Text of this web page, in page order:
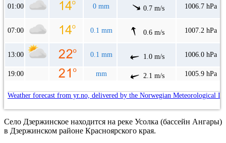
01:00 0 mm 0.7 m/s 1006.7 hPa
07:00 0.1 mm 0.6 m/s 1007.2 hPa
13:00 0.1 mm 1.0 m/s 1006.0 hPa
19:00 mm 2.1 m/s 1005.9 hPa
Weather forecast from yr.no, delivered by the Norwegian Meteorological
Село Дзержинское находится на реке Усолка (бассейн Ангары)
в Дзержинском районе Красноярского края.